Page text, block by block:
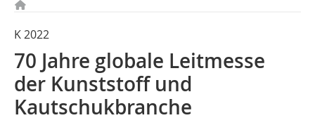
K 2022
70 Jahre globale Leitmesse
der Kunststoff und
Kautschukbranche